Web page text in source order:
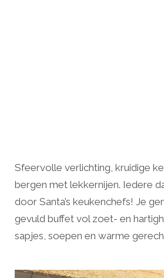
Sfeervolle verlichting, kruidige
bergen met lekkernijen. Iedere
door Santa’s keukenchefs! Je
gevuld buffet vol zoet- en
sapjes, soepen en warme